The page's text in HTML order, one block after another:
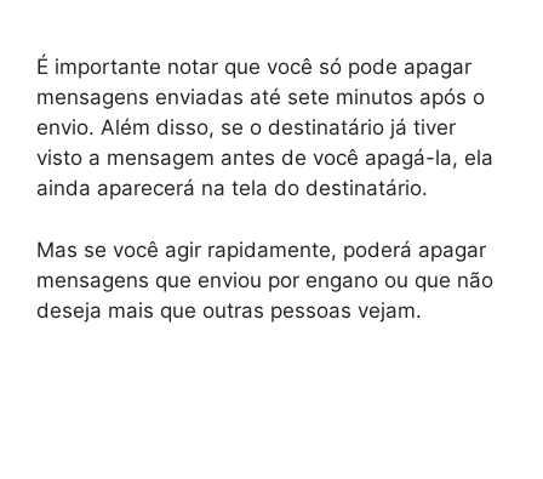
É importante notar que você só pode apagar
mensagens enviadas até sete minutos após o
envio. Além disso, se o destinatário já tiver
visto a mensagem antes de você apagá-la, ela
ainda aparecerá na tela do destinatário.
Mas se você agir rapidamente, poderá apagar
mensagens que enviou por engano ou que não
deseja mais que outras pessoas vejam.